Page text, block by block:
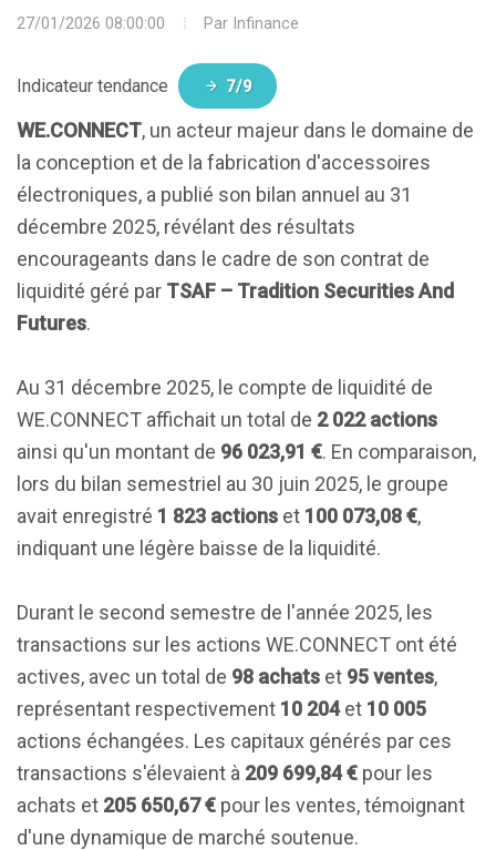
27/01/2026 08:00:00
Par Infinance
Indicateur tendance 7/9
WE.CONNECT, un acteur majeur dans le domaine de
la conception et de la fabrication d'accessoires
électroniques, a publié son bilan annuel au 31
décembre 2025, révélant des résultats
encourageants dans le cadre de son contrat de
liquidité géré par TSAF – Tradition Securities And
Futures.
Au 31 décembre 2025, le compte de liquidité de
WE.CONNECT affichait un total de 2 022 actions
ainsi qu'un montant de 96 023,91 €. En comparaison,
lors du bilan semestriel au 30 juin 2025, le groupe
avait enregistré 1 823 actions et 100 073,08 €,
indiquant une légère baisse de la liquidité.
Durant le second semestre de l'année 2025, les
transactions sur les actions WE.CONNECT ont été
actives, avec un total de 98 achats et 95 ventes,
représentant respectivement 10 204et 10 005
actions échangées. Les capitaux générés par ces
transactions s'élevaient à 209 699,84 € pour les
achats et 205 650,67 € pour les ventes, témoignant
d'une dynamique de marché soutenue.